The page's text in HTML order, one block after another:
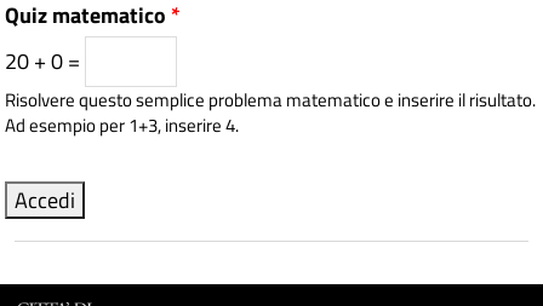
Quiz matematico *
20 + 0 =
Risolvere questo semplice problema matematico e inserire il risultato.
Ad esempio per 1+3, inserire 4.